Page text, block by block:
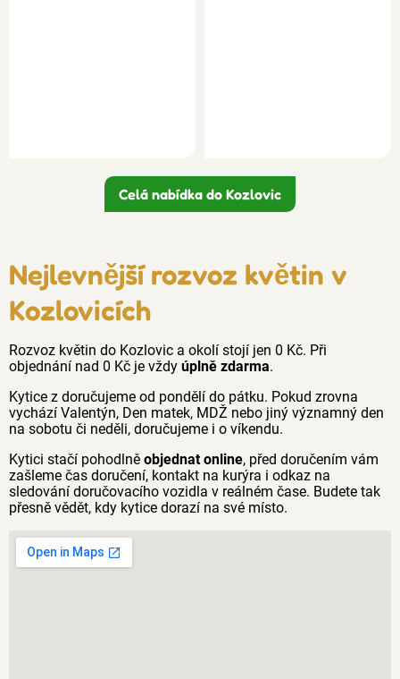
Celá nabídka do Kozlovic
Nejlevnější rozvoz květin v
Kozlovicích
Rozvoz květin do Kozlovic a okolí stojí jen 0 Kč. Při
objednání nad 0 Kč je vždy úplně zdarma.
Kytice z doručujeme od pondělí do pátku. Pokud zrovna
vychází Valentýn, Den matek, MDŽ nebo jiný významný den
na sobotu či neděli, doručujeme i o víkendu.
Kytici stačí pohodlně objednat online, před doručením vám
zašleme čas doručení, kontakt na kurýra i odkaz na
sledování doručovacího vozidla v reálném čase. Budete tak
přesně vědět, kdy kytice dorazí na své místo.